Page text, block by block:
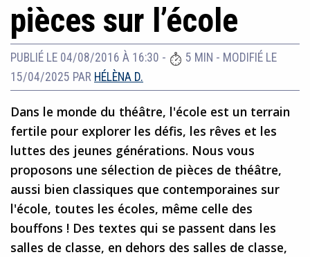
pièces sur l’école
PUBLIÉ LE 04/08/2016 À 16:30 - 5 MIN - MODIFIÉ LE
15/04/2025 PAR HÉLÈNA D.
Dans le monde du théâtre, l'école est un terrain
fertile pour explorer les défis, les rêves et les
luttes des jeunes générations. Nous vous
proposons une sélection de pièces de théâtre,
aussi bien classiques que contemporaines sur
l'école, toutes les écoles, même celle des
bouffons ! Des textes qui se passent dans les
salles de classe, en dehors des salles de classe,